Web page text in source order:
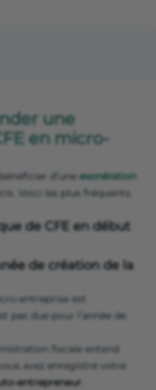
une
en micro-
d’uneexonération
Voici les plus fréquents.
de CFE en début
de création de la
entreprise est
pas due pour l’année de
fiscale entend
avez enregistré votre
entrepreneur